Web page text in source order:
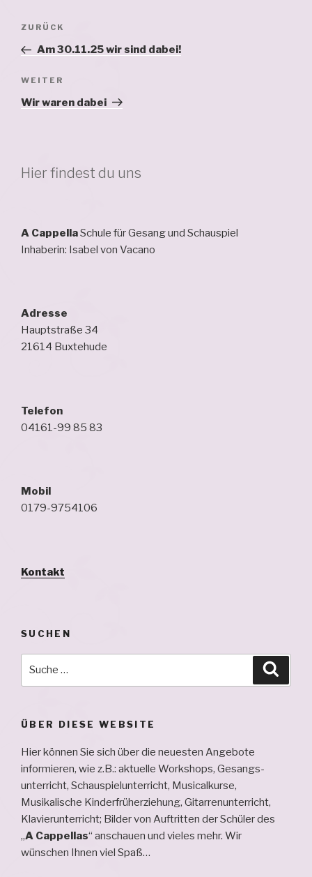
Beitragsnavigation
Vorheriger
Beitrag
ZURÜCK
Am 30.11.25 wir sind dabei!
Nächster
Beitrag
WEITER
Wir waren dabei
Hier findest du uns
A CappellaSchule für Gesang und Schauspiel
Inhaberin: Isabel von Vacano
Adresse
Hauptstraße 34
21614 Buxtehude
Telefon
04161-99 85 83
Mobil
0179-9754106
Kontakt
SUCHEN
ÜBER DIESE WEBSITE
Hier können Sie sich über die neuesten Angebote
informieren, wie z.B.: aktuelle Workshops, Ge­sangs­
unterricht, Schau­spiel­unterricht, Musical­kurse,
Musikalische Kinderfrüherziehung, Gitarren­unterricht,
Klavier­unterricht; Bilder von Auftritten der Schüler des
„A Cappellas“ an­schauen und vieles mehr. Wir
wünschen Ihnen viel Spaß…